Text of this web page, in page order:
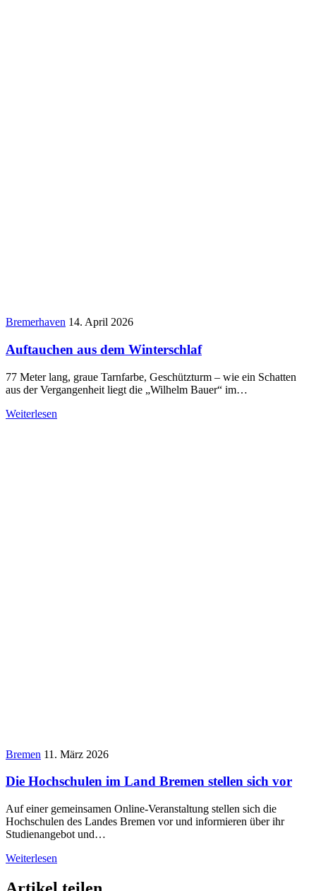
Bremerhaven 14. April 2026
Auftauchen aus dem Winterschlaf
77 Meter lang, graue Tarnfarbe, Geschützturm – wie ein Schatten
aus der Vergangenheit liegt die „Wilhelm Bauer“ im…
Weiterlesen
Bremen 11. März 2026
Die Hochschulen im Land Bremen stellen sich vor
Auf einer gemeinsamen Online-Veranstaltung stellen sich die
Hochschulen des Landes Bremen vor und informieren über ihr
Studienangebot und…
Weiterlesen